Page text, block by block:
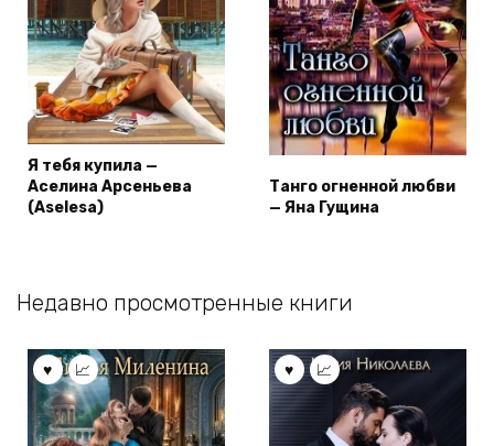
Я тебя купила —
Аселина Арсеньева
(Aselesa)
Танго огненной любви
— Яна Гущина
Недавно просмотренные книги